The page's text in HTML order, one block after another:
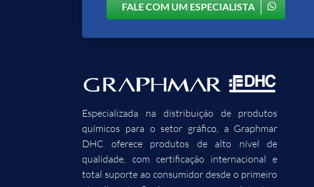
FALE COM UM ESPECIALISTA
Especializada na distribuição de produtos
químicos para o setor gráfico, a Graphmar
DHC oferece produtos de alto nível de
qualidade, com certificação internacional e
total suporte ao consumidor desde o primeiro